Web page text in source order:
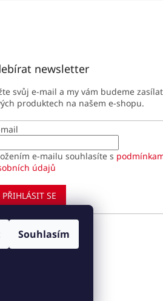
Souhlasím
newsletter
svůj e-mail a my vám budeme
produktech na našem e-shopu.
e-mailu souhlasíte s
údajů
PŘIHLÁSIT SE